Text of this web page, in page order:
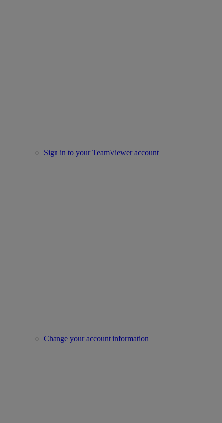
Sign in to your TeamViewer account
Change your account information